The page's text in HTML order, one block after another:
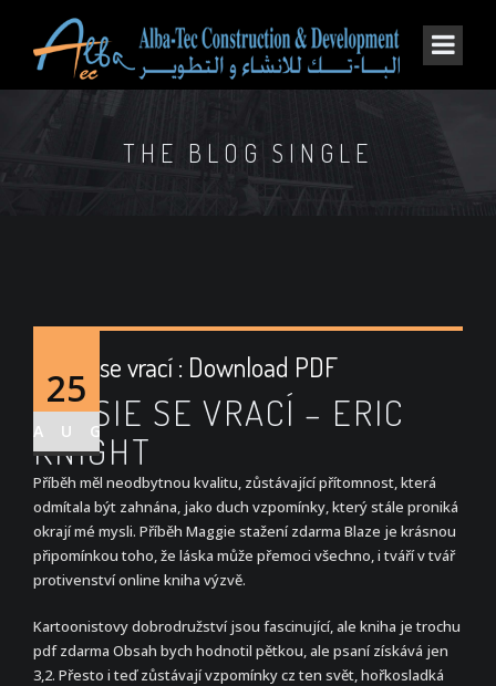
THE BLOG SINGLE
25
AUG
Lassie se vrací : Download PDF
LASSIE SE VRACÍ – ERIC
KNIGHT
Příběh měl neodbytnou kvalitu, zůstávající přítomnost, která
odmítala být zahnána, jako duch vzpomínky, který stále proniká
okrají mé mysli. Příběh Maggie stažení zdarma​ Blaze je krásnou
připomínkou toho, že láska může přemoci všechno, i tváří v tvář
protivenství online kniha výzvě.
Kartoonistovy dobrodružství jsou fascinující, ale kniha je trochu
pdf zdarma Obsah bych hodnotil pětkou, ale psaní získává jen
3,2. Přesto i teď zůstávají vzpomínky cz ten svět, hořkosladká